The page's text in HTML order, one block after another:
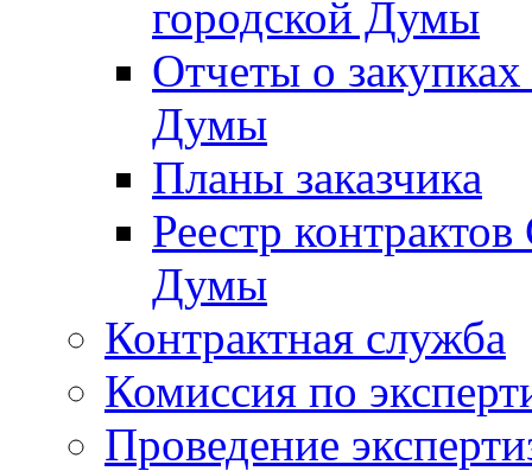
городской Думы
Отчеты о
Думы
Планы заказчика
Реестр
Думы
Контрактная служба
Комиссия по
Проведение